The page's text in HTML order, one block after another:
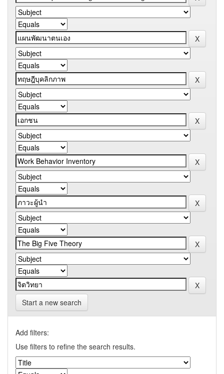
Start a new search
Add filters:
Use filters to refine the search results.